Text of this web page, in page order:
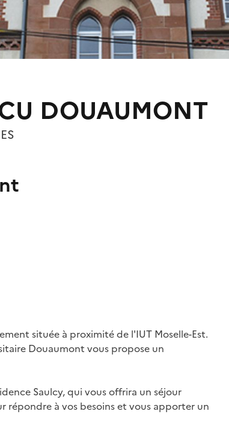
DOUAUMONT
située à proximité de l'IUT Moselle-Est.
Douaumont vous propose un
Saulcy, qui vous offrira un séjour
à vos besoins et vous apporter un